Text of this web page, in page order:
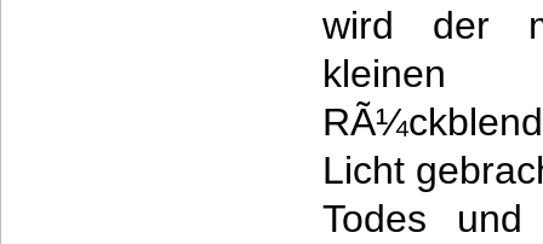
wird der
Licht
Todes